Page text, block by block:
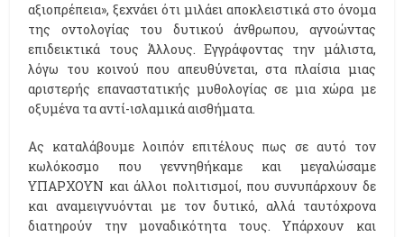
αξιοπρέπεια», ξεχνάει ότι μιλάει αποκλειστικά στο όνομα
της οντολογίας του δυτικού άνθρωπου, αγνοώντας
επιδεικτικά τους Άλλους. Εγγράφοντας την μάλιστα,
λόγω του κοινού που απευθύνεται, στα πλαίσια μιας
αριστερής επαναστατικής μυθολογίας σε μια χώρα με
οξυμένα τα αντί-ισλαμικά αισθήματα.
Ας καταλάβουμε λοιπόν επιτέλους πως σε αυτό τον
κωλόκοσμο που γεννηθήκαμε και μεγαλώσαμε
ΥΠΑΡΧΟΥΝ και άλλοι πολιτισμοί, που συνυπάρχουν δε
και αναμειγνυόνται με τον δυτικό, αλλά ταυτόχρονα
διατηρούν την μοναδικότητα τους. Υπάρχουν και